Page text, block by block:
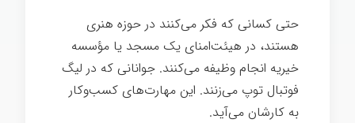
حتی کسانی که فکر می‌کنند در حوزه هنری
هستند، در هیئت‌امنای یک مسجد یا مؤسسه
خیریه انجام وظیفه می‌کنند. جوانانی که در لیگ
فوتبال توپ می‌زنند. این مهارت‌های کسب‌وکار
به کارشان می‌آید.